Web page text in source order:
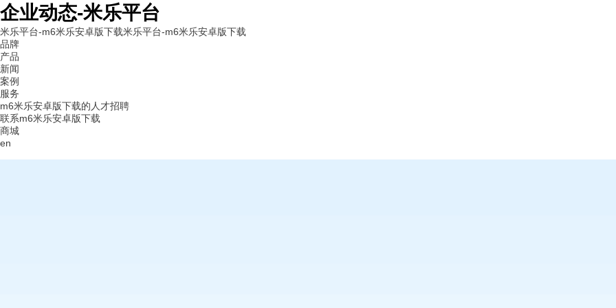
企业动态-米乐平台
米乐平台-m6米乐安卓版下载米乐平台-m6米乐安卓版下载
品牌
产品
新闻
案例
服务
m6米乐安卓版下载的人才招聘
联系m6米乐安卓版下载
商城
en